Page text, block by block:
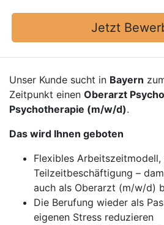
Jetzt
Unser Kunde sucht in Bayern
Zeitpunkt einen Oberarzt
Psychotherapie (m/w/d).
Das wird Ihnen geboten
Flexibles Arbeitszeitmodell,
Teilzeitbeschäftigung –
auch als Oberarzt (m/w/d)
Die Berufung wieder als
eigenen Stress reduzieren